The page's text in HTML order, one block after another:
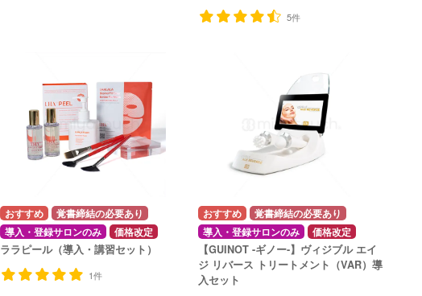
5件
覚書締結の必要あり
導入・登録サロンのみ
価格改定
ララピール（導入・講習セット）
1件
覚書締結の必要あり
導入・登録サロンのみ
価格改定
【GUINOT -ギノー-】ヴィジブル エイ
ジ リバース トリートメント（VAR）導
入セット